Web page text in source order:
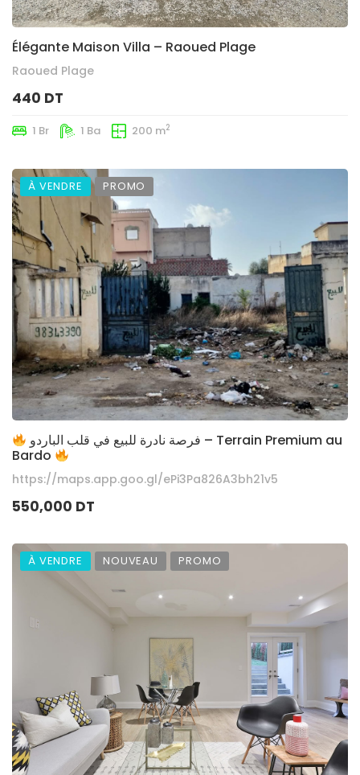
Élégante Maison Villa – Raoued Plage
Raoued Plage
440 DT
1 Br 1 Ba 200 m2
À VENDRE PROMO
Bardo
https://maps.app.goo.gl/ePi3Pa826A3bh21v5
550,000 DT
À VENDRE NOUVEAU PROMO